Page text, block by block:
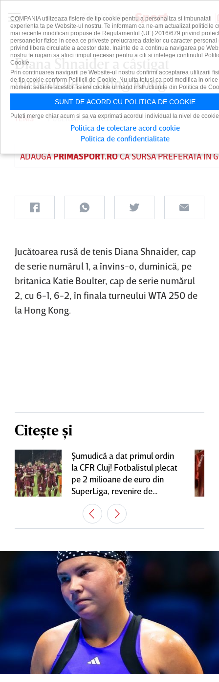
Diana Shnaider a câştigat
turneul de la Hong Kong
TENIS PUBLICAT PE 3 NOV 2024
ADAUGĂPRIMASPORT.ROCA SURSĂ PREFERATĂ ÎN
Jucătoarea rusă de tenis Diana Shnaider, cap
de serie numărul 1, a învins-o, duminică, pe
britanica Katie Boulter, cap de serie numărul
2, cu 6-1, 6-2, în finala turneului WTA 250 de
la Hong Kong.
Citește și
Şumudică a dat primul ordin
la CFR Cluj! Fotbalistul plecat
pe 2 milioane de euro din
SuperLiga, revenire de
senzaţie în Gruia
COMPANIA utilizeaza fisiere de tip cookie pentru a personaliza si imbunatati
experienta ta pe Website-ul nostru. Te informam ca ne-am actualizat politicile
mai recente modificari propuse de Regulamentul (UE) 2016/679 privind
persoanelor fizice in ceea ce priveste prelucrarea datelor cu caracter personal
privind libera circulatie a acestor date. Inainte de a continua navigarea pe
nostru te rugam sa aloci timpul necesar pentru a citi si intelege continutul
Cookie.
Prin continuarea navigarii pe Website-ul nostru confirmi acceptarea utilizarii
de tip cookie conform Politicii de Cookie. Nu uita totusi ca poti modifica in orice
moment setarile acestor fisiere cookie urmand instructiunile din Politica de
SUNT DE ACORD CU POLITICA DE COOKIE
Puteti merge chiar acum si sa va exprimati acordul individual la nivel de
Politica de colectare acord cookie
Politica de confidentialitate